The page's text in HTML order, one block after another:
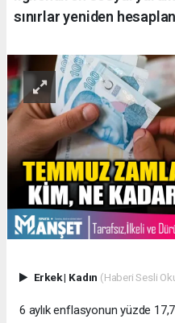
sınırlar yeniden
Erkek| Kadın (Haberi Sesli
6 aylık enflasyonun yüzde